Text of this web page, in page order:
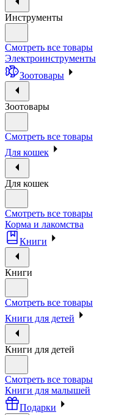
Инструменты
Смотреть все товары
Электроинструменты
Зоотовары
Зоотовары
Смотреть все товары
Для кошек
Для кошек
Смотреть все товары
Корма и лакомства
Книги
Книги
Смотреть все товары
Книги для детей
Книги для детей
Смотреть все товары
Книги для малышей
Подарки